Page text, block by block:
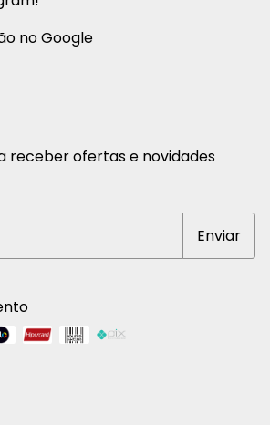
no Google
receber ofertas e novidades